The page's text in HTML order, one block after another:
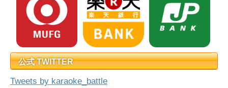
公式 TWITTER
Tweets by karaoke_battle